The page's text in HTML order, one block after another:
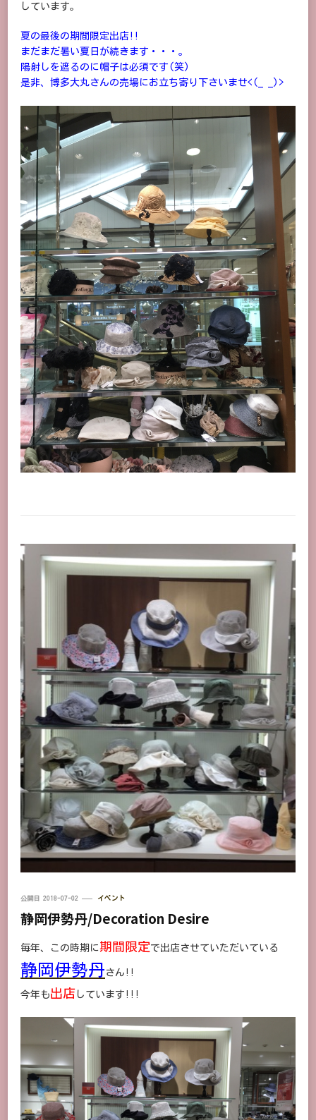
しています。
夏の最後の期間限定出店!!
まだまだ暑い夏日が続きます・・・。
陽射しを遮るのに帽子は必須です(笑)
是非、博多大丸さんの売場にお立ち寄り下さいませ<(_ _)>
公開日 2018-07-02 イベント
静岡伊勢丹/Decoration Desire
毎年、この時期に期間限定で出店させていただいている
静岡伊勢丹 さん!!
今年も出店 しています!!!